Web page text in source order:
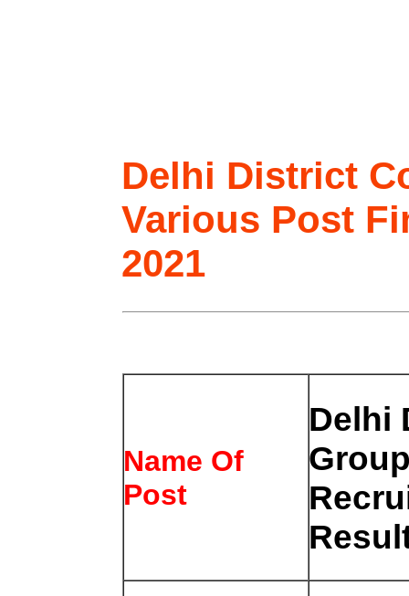
Delhi District
Various Post
2021
Name Of
Post
Delhi